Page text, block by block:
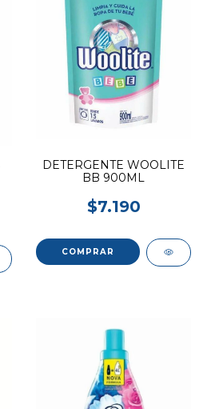
DETERGENTE WOOLITE
BB 900ML
$7.190